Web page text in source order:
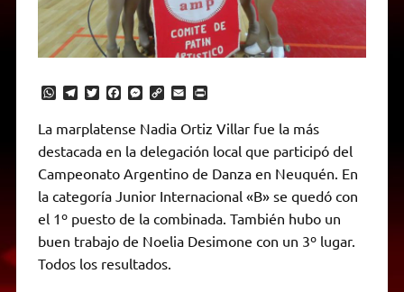
W
t
s
p
p
T
e
g
a
m
T
i
t
t
r
F
e
b
o
o
k
M
s
s
e
g
e
C
p
y
L
i
n
k
E
a
i
l
P
n
t
F
r
i
n
d
l
La marplatense Nadia Ortiz Villar fue la más
destacada en la delegación local que participó del
Campeonato Argentino de Danza en Neuquén. En
la categoría Junior Internacional «B» se quedó con
el 1º puesto de la combinada. También hubo un
buen trabajo de Noelia Desimone con un 3º lugar.
Todos los resultados.